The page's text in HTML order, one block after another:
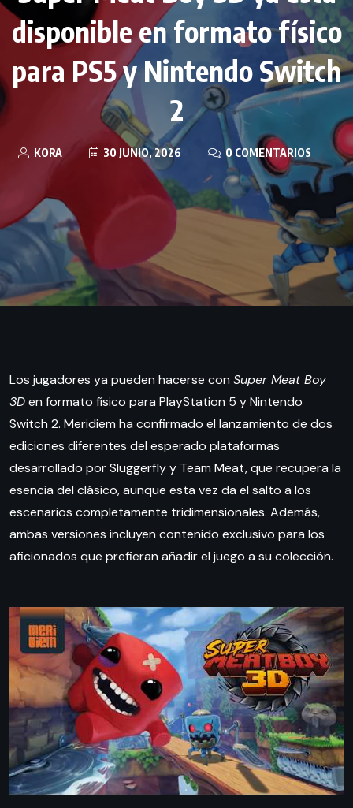
disponible en formato físico
para PS5 y Nintendo Switch
2
KORA 30 JUNIO, 2026 0 COMENTARIOS
Los jugadores ya pueden hacerse con Super Meat Boy
3Den formato físico para PlayStation 5 y Nintendo
Switch 2. Meridiem ha confirmado el lanzamiento de dos
ediciones diferentes del esperado plataformas
desarrollado por Sluggerfly y Team Meat, que recupera la
esencia del clásico, aunque esta vez da el salto a los
escenarios completamente tridimensionales. Además,
ambas versiones incluyen contenido exclusivo para los
aficionados que prefieran añadir el juego a su colección.